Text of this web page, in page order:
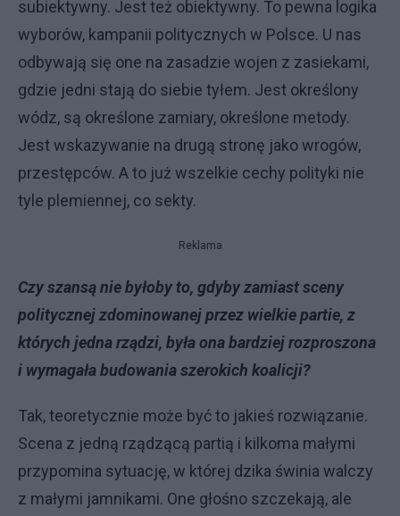
subiektywny. Jest też obiektywny. To pewna logika
wyborów, kampanii politycznych w Polsce. U nas
odbywają się one na zasadzie wojen z zasiekami,
gdzie jedni stają do siebie tyłem. Jest określony
wódz, są określone zamiary, określone metody.
Jest wskazywanie na drugą stronę jako wrogów,
przestępców. A to już wszelkie cechy polityki nie
tyle plemiennej, co sekty.
Reklama
Czy szansą nie byłoby to, gdyby zamiast sceny
politycznej zdominowanej przez wielkie partie, z
których jedna rządzi, była ona bardziej rozproszona
i wymagała budowania szerokich koalicji?
Tak, teoretycznie może być to jakieś rozwiązanie.
Scena z jedną rządzącą partią i kilkoma małymi
przypomina sytuację, w której dzika świnia walczy
z małymi jamnikami. One głośno szczekają, ale